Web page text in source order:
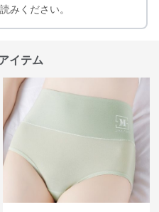
みください。
イテム